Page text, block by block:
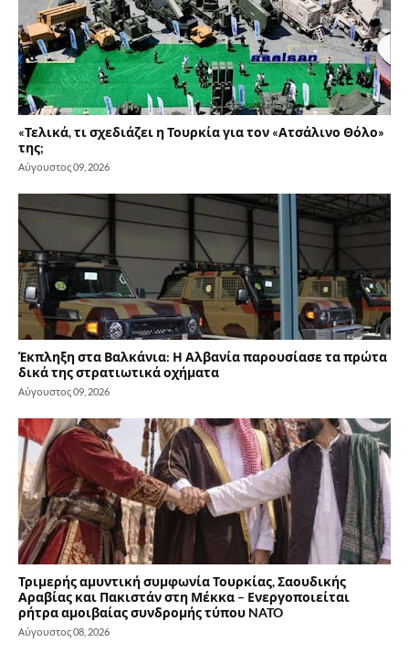
«Τελικά, τι σχεδιάζει η Τουρκία για τον «Ατσάλινο Θόλο»
της;
Αύγουστος 09, 2026
Έκπληξη στα Βαλκάνια: Η Αλβανία παρουσίασε τα πρώτα
δικά της στρατιωτικά οχήματα
Αύγουστος 09, 2026
Τριμερής αμυντική συμφωνία Τουρκίας, Σαουδικής
Αραβίας και Πακιστάν στη Μέκκα – Ενεργοποιείται
ρήτρα αμοιβαίας συνδρομής τύπου NATO
Αύγουστος 08, 2026